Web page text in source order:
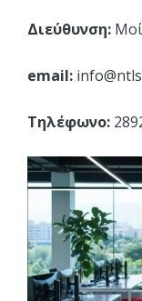
Διεύθυνση:
email:
Τηλέφωνο: